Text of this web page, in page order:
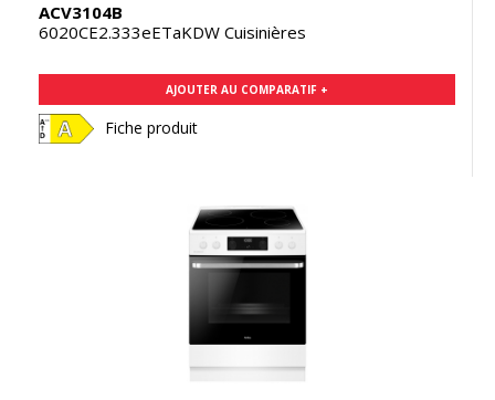
ACV3104B
6020CE2.333eETaKDW Cuisinières
AJOUTER AU COMPARATIF +
Fiche produit